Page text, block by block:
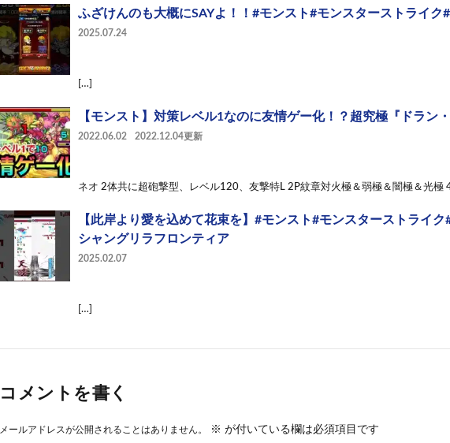
ふざけんのも大概にSAYよ！！#モンスト#モンスターストライク
2025.07.24
[…]
【モンスト】対策レベル1なのに友情ゲー化！？超究極『ドラン
2022.06.02 2022.12.04更新
ネオ 2体共に超砲撃型、レベル120、友撃特L 2P紋章対火極＆弱極＆闇極＆光極
【此岸より愛を込めて花束を】#モンスト#モンスターストライ
シャングリラフロンティア
2025.02.07
[…]
コメントを書く
メールアドレスが公開されることはありません。 ※ が付いている欄は必須項目です